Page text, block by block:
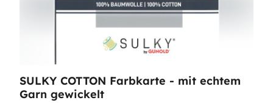
SULKY COTTON Farbkarte - mit echtem
Garn gewickelt